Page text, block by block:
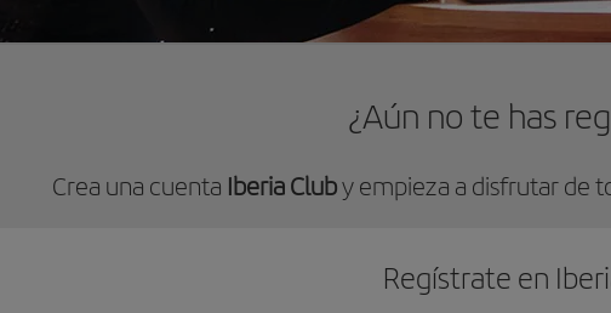
¿Aún no te has
Crea una cuenta Iberia Cluby empieza a disfrutar de
Regístrate en